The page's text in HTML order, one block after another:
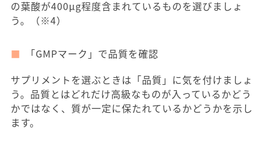
の葉酸が400μg程度含まれているものを選びましょ
う。（※4）
「GMPマーク」で品質を確認
サプリメントを選ぶときは「品質」に気を付けましょ
う。品質とはどれだけ高級なものが入っているかどう
かではなく、質が一定に保たれているかどうかを示し
ます。